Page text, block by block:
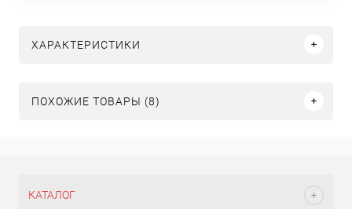
ХАРАКТЕРИСТИКИ
ПОХОЖИЕ ТОВАРЫ (8)
КАТАЛОГ